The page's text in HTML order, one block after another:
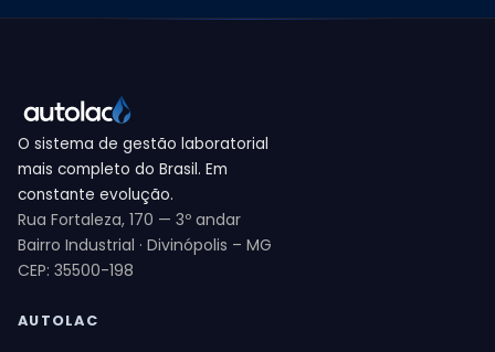
O sistema de gestão laboratorial
mais completo do Brasil. Em
constante evolução.
Rua Fortaleza, 170 — 3º andar
Bairro Industrial · Divinópolis – MG
CEP: 35500-198
AUTOLAC